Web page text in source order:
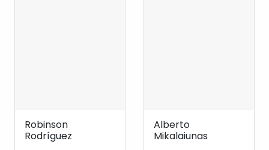
Robinson
Rodríguez
Alberto
Mikalaiunas